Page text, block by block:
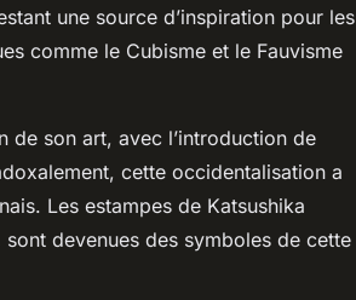
une source d’inspiration pour les
comme le Cubisme et le Fauvisme
de son art, avec l’introduction de
cette occidentalisation a
Les estampes de Katsushika
devenues des symboles de cette